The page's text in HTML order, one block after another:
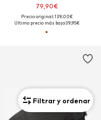
79,90€
Precio original: 139,00€
Último precio más bajo:39,95€
Filtrar y ordenar